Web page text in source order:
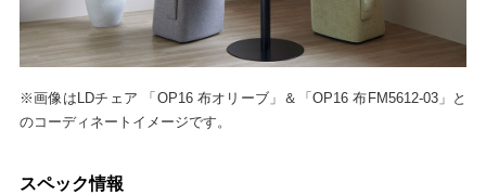
※画像はLDチェア 「OP16 布オリーブ」＆「OP16 布FM5612-03」と
のコーディネートイメージです。
スペック情報